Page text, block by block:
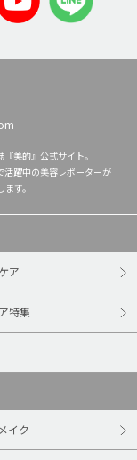
美的』公式サイト。
活躍中の美容レポーターが
す。
ア
特集
イク